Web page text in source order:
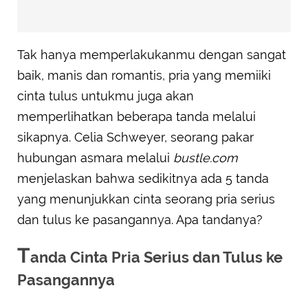
Tak hanya memperlakukanmu dengan sangat
baik, manis dan romantis, pria yang memiiki
cinta tulus untukmu juga akan
memperlihatkan beberapa tanda melalui
sikapnya. Celia Schweyer, seorang pakar
hubungan asmara melalui bustle.com
menjelaskan bahwa sedikitnya ada 5 tanda
yang menunjukkan cinta seorang pria serius
dan tulus ke pasangannya. Apa tandanya?
Tanda Cinta Pria Serius dan Tulus ke
Pasangannya